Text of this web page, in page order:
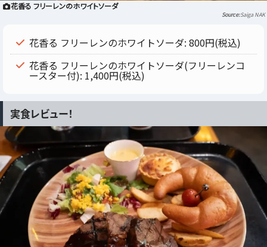
花香る フリーレンのホワイトソーダ
Saiga NAK
花香る フリーレンのホワイトソーダ: 800円(税込)
花香る フリーレンのホワイトソーダ(フリーレンコ
ースター付): 1,400円(税込)
実食レビュー！